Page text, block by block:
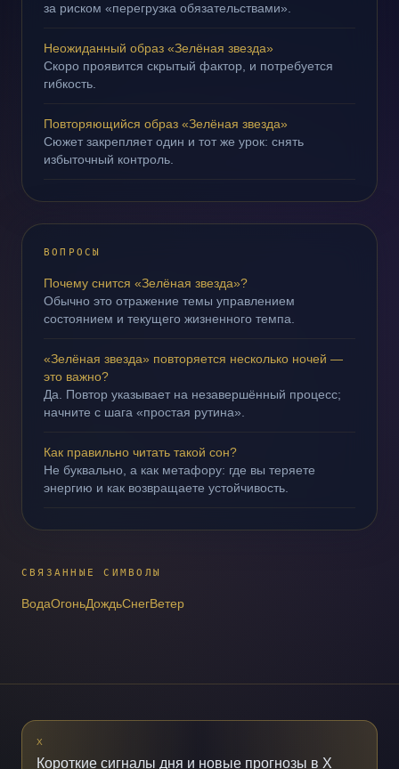
за риском «перегрузка обязательствами».
Неожиданный образ «Зелёная звезда»
Скоро проявится скрытый фактор, и потребуется
гибкость.
Повторяющийся образ «Зелёная звезда»
Сюжет закрепляет один и тот же урок: снять
избыточный контроль.
ВОПРОСЫ
Почему снится «Зелёная звезда»?
Обычно это отражение темы управлением
состоянием и текущего жизненного темпа.
«Зелёная звезда» повторяется несколько ночей —
это важно?
Да. Повтор указывает на незавершённый процесс;
начните с шага «простая рутина».
Как правильно читать такой сон?
Не буквально, а как метафору: где вы теряете
энергию и как возвращаете устойчивость.
СВЯЗАННЫЕ СИМВОЛЫ
ВодаОгоньДождьСнегВетер
X
Короткие сигналы дня и новые прогнозы в X